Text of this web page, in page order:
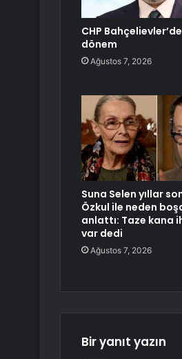
CHP
dönem
Ağustos 7, 2026
Suna Selen yıllar
Özkul ile neden
anlattı: Taze kana
var dedi
Ağustos 7, 2026
Bir yanıt yazın